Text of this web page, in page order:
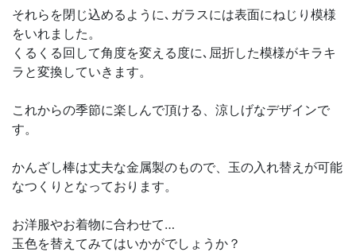
それらを閉じ込めるように､ガラスには表面にねじり模様
をいれました。
くるくる回して角度を変える度に､屈折した模様がキラキ
ラと変換していきます。
これからの季節に楽しんで頂ける、涼しげなデザインで
す。
かんざし棒は丈夫な金属製のもので、玉の入れ替えが可能
なつくりとなっております。
お洋服やお着物に合わせて…
玉色を替えてみてはいかがでしょうか？